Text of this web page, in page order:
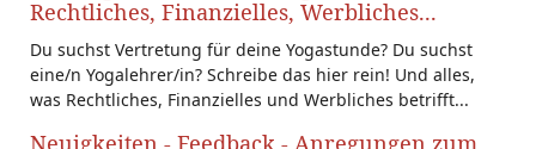
Rechtliches, Finanzielles, Werbliches...
Du suchst Vertretung für deine Yogastunde? Du suchst
eine/n Yogalehrer/in? Schreibe das hier rein! Und alles,
was Rechtliches, Finanzielles und Werbliches betrifft...
Neuigkeiten - Feedback - Anregungen zum